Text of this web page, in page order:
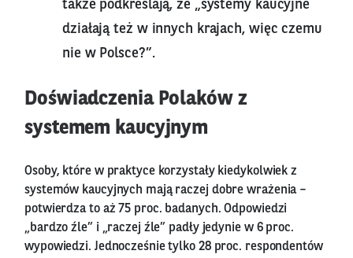
także podkreślają, że „systemy kaucyjne
działają też w innych krajach, więc czemu
nie w Polsce?”.
Doświadczenia Polaków z
systemem kaucyjnym
Osoby, które w praktyce korzystały kiedykolwiek z
systemów kaucyjnych mają raczej dobre wrażenia –
potwierdza to aż 75 proc. badanych. Odpowiedzi
„bardzo źle” i „raczej źle” padły jedynie w 6 proc.
wypowiedzi. Jednocześnie tylko 28 proc. respondentów